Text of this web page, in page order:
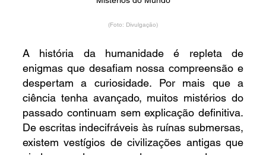
(Foto: Divulgação)
A história da humanidade é repleta de
enigmas que desafiam nossa compreensão e
despertam a curiosidade. Por mais que a
ciência tenha avançado, muitos mistérios do
passado continuam sem explicação definitiva.
De escritas indecifráveis ​​às ruínas submersas,
existem vestígios de civilizações antigas que